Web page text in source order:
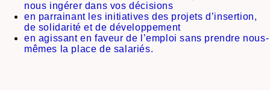
nous ingérer dans vos décisions
en parrainant les initiatives des projets d’insertion,
de solidarité et de développement
en agissant en faveur de l’emploi sans prendre nous-
mêmes la place de salariés.